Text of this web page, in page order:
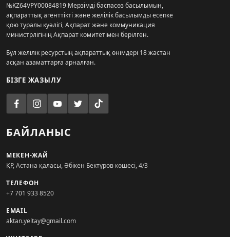
№KZ64VPY00084819 Мерзімді баспасөз басылымын,
ақпараттық агенттікті және желілік басылымды есепке
қою туралы куәлігі, Ақпарат және коммуникация
министрлігінің Ақпарат комитетімен берілген.
Бұл желілік ресурстың ақпараттық өнімдері 18 жастан
асқан азаматтарға арналған.
БІЗГЕ ЖАЗЫЛУ
БАЙЛАНЫС
МЕКЕН-ЖАЙ
ҚР, Астана қаласы, Әбікен Бектұров көшесі, 4/3
ТЕЛЕФОН
+7 701 933 8520
EMAIL
aktan.yeltay@gmail.com